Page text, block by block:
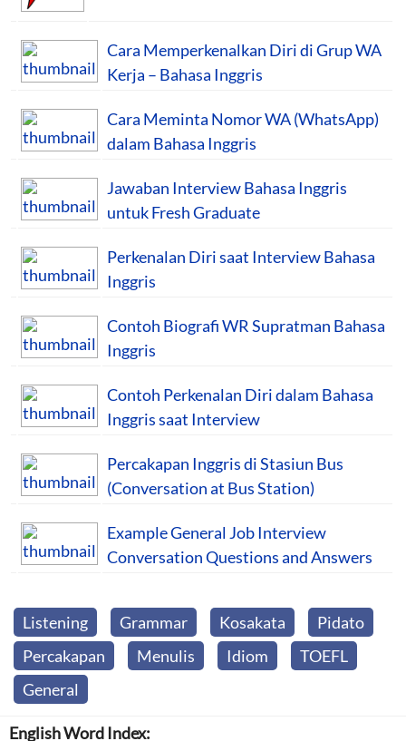
Cara Memperkenalkan Diri di Grup WA
Kerja – Bahasa Inggris
Cara Meminta Nomor WA (WhatsApp)
dalam Bahasa Inggris
Jawaban Interview Bahasa Inggris
untuk Fresh Graduate
Perkenalan Diri saat Interview Bahasa
Inggris
Contoh Biografi WR Supratman Bahasa
Inggris
Contoh Perkenalan Diri dalam Bahasa
Inggris saat Interview
Percakapan Inggris di Stasiun Bus
(Conversation at Bus Station)
Example General Job Interview
Conversation Questions and Answers
Listening Grammar Kosakata
Pidato
Percakapan
Menulis Idiom
TOEFL
General
English Word Index: